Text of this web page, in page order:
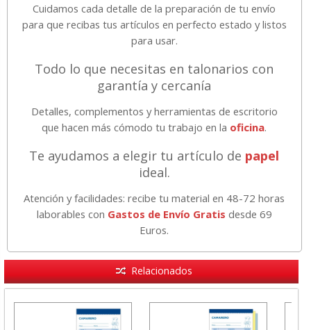
Cuidamos cada detalle de la preparación de tu envío
para que recibas tus artículos en perfecto estado y listos
para usar.
Todo lo que necesitas en talonarios con
garantía y cercanía
Detalles, complementos y herramientas de escritorio
que hacen más cómodo tu trabajo en la oficina.
Te ayudamos a elegir tu artículo de papel
ideal.
Atención y facilidades: recibe tu material en 48-72 horas
laborables con Gastos de Envío Gratis desde 69
Euros.
Relacionados